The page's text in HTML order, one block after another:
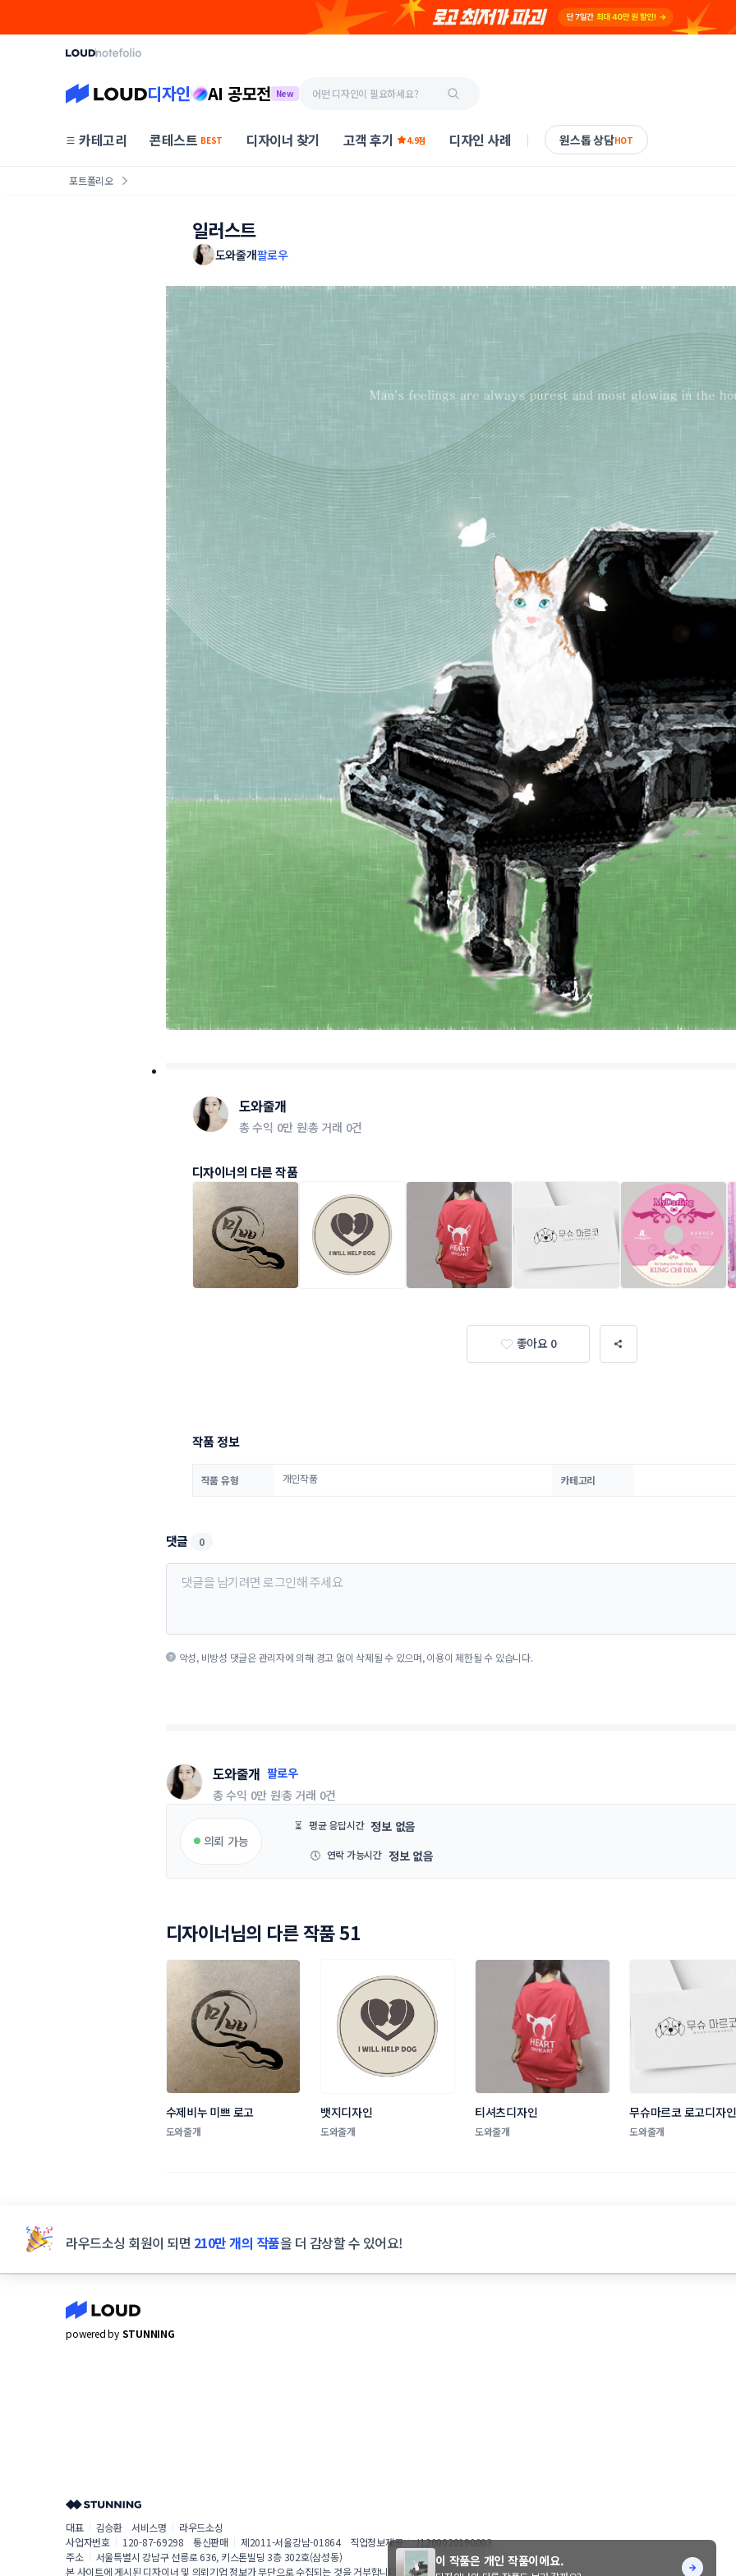
디자인 AI 공모전 New
카테고리 콘테스트 BEST 디자이너 찾기 고객 후기 4.9점 디자인 사례 원스톱 상담HOT
포트폴리오
일러스트
도와줄개팔로우
도와줄개
총 수익 0만 원총 거래 0건
디자이너의 다른 작품
좋아요 0
작품 정보
작품 유형 개인작품 카테고리
댓글 0
악성, 비방성 댓글은 관리자에 의해 경고 없이 삭제될 수 있으며, 이용이 제한될 수 있습니다.
도와줄개 팔로우
총 수익 0만 원총 거래 0건
의뢰 가능
⏳ 평균 응답시간 정보 없음
🕔 연락 가능시간 정보 없음
디자이너님의 다른 작품 51
수제비누 미쁘 로고
도와줄개
뱃지디자인
도와줄개
티셔츠디자인
도와줄개
무슈마르코 로고디자인
도와줄개
라우드소싱 회원이 되면 210만 개의 작품을 더 감상할 수 있어요!
powered by STUNNING
대표 김승환 서비스명
라우드소싱
사업자번호
120-87-69298 통신판매 제2011-서울강남-01864 직업정보제공
J1200020190003
주소
서울특별시 강남구 선릉로 636, 키스톤빌딩 3층 302호(삼성동)
본 사이트에 게시된 디자이너 및 의뢰기업 정보가 무단으로 수집되는 것을 거부합니다.
© STUNNING INC.
이 작품은 개인 작품이에요.